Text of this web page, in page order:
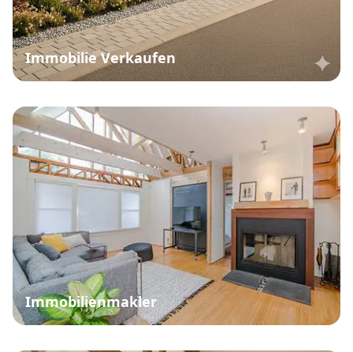
Immobilie Verkaufen
Immobilienmakler